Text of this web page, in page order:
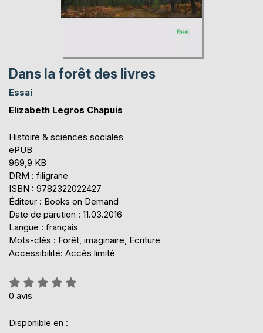
Dans la forêt des livres
Essai
Elizabeth Legros Chapuis
Histoire & sciences sociales
ePUB
969,9 KB
DRM : filigrane
ISBN : 9782322022427
Éditeur : Books on Demand
Date de parution : 11.03.2016
Langue : français
Mots-clés : Forêt, imaginaire, Ecriture
Accessibilité: Accès limité
Évaluation:
0%
0 avis
Disponible en :